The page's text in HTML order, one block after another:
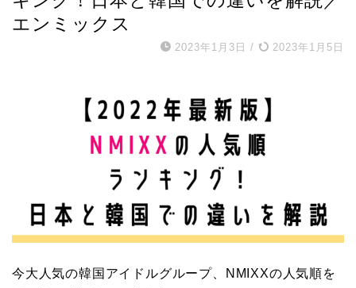
エンミックス
2023年1月3日 / 2023年1月5日
今大人気の韓国アイドルグループ、NMIXXの人気順を